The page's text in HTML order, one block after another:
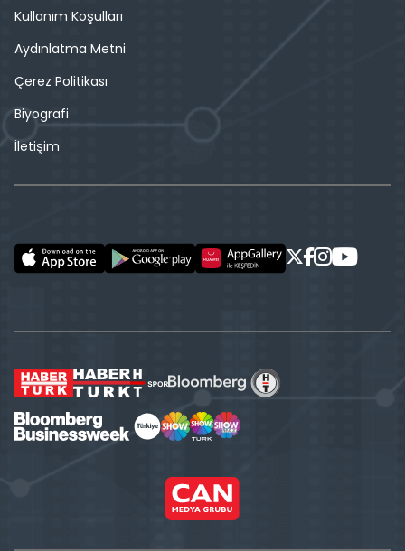
Kullanım Koşulları
Aydınlatma Metni
Çerez Politikası
Biyografi
İletişim